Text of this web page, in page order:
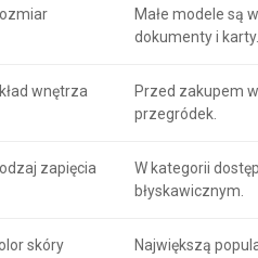
Małe modele są
dokumenty i karty.
wnętrza
Przed zakupem
przegródek.
zapięcia
W kategorii
błyskawicznym.
skóry
Największą